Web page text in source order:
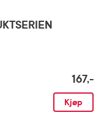
bør ikke overskrides.
lege før bruk.
og hydroksider,
167,-
Kjøp